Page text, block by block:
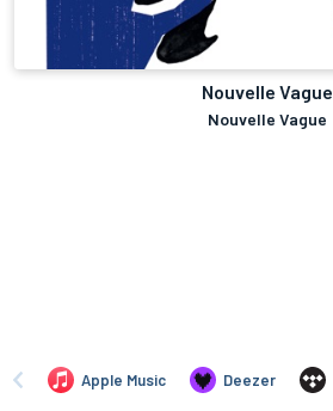
Nouvelle Vague
Nouvelle Vague
Apple Music Deezer